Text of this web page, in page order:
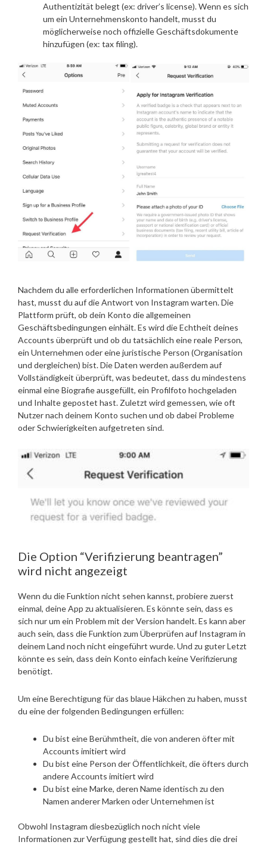
Authentizität belegt (ex: driver’s license). Wenn es sich
um ein Unternehmenskonto handelt, musst du
möglicherweise noch offizielle Geschäftsdokumente
hinzufügen (ex: tax filing).
Nachdem du alle erforderlichen Informationen übermittelt
hast, musst du auf die Antwort von Instagram warten. Die
Plattform prüft, ob dein Konto die allgemeinen
Geschäftsbedingungen einhält. Es wird die Echtheit deines
Accounts überprüft und ob du tatsächlich eine reale Person,
ein Unternehmen oder eine juristische Person (Organisation
und dergleichen) bist. Die Daten werden außerdem auf
Vollständigkeit überprüft, was bedeutet, dass du mindestens
einmal eine Biografie ausgefüllt, ein Profilfoto hochgeladen
und Inhalte gepostet hast. Zuletzt wird gemessen, wie oft
Nutzer nach deinem Konto suchen und ob dabei Probleme
oder Schwierigkeiten aufgetreten sind.
Die Option “Verifizierung beantragen”
wird nicht angezeigt
Wenn du die Funktion nicht sehen kannst, probiere zuerst
einmal, deine App zu aktualisieren. Es könnte sein, dass es
sich nur um ein Problem mit der Version handelt. Es kann aber
auch sein, dass die Funktion zum Überprüfen auf Instagram in
deinem Land noch nicht eingeführt wurde. Und zu guter Letzt
könnte es sein, dass dein Konto einfach keine Verifizierung
benötigt.
Um eine Berechtigung für das blaue Häkchen zu haben, musst
du eine der folgenden Bedingungen erfüllen:
Du bist eine Berühmtheit, die von anderen öfter mit
Accounts imitiert wird
Du bist eine Person der Öffentlichkeit, die öfters durch
andere Accounts imitiert wird
Du bist eine Marke, deren Name identisch zu den
Namen anderer Marken oder Unternehmen ist
Obwohl Instagram diesbezüglich noch nicht viele
Informationen zur Verfügung gestellt hat, sind dies die drei